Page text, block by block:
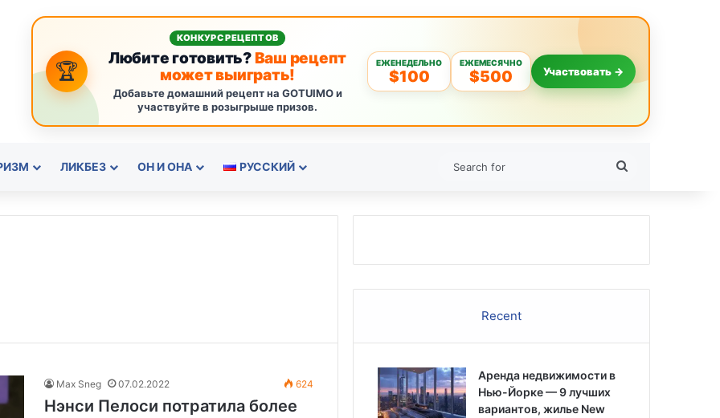
🏆
КОНКУРС РЕЦЕПТОВ
Любите готовить?Ваш рецепт
может выиграть!
Добавьте домашний рецепт на GOTUIMO и
участвуйте в розыгрыше призов.
ЕЖЕНЕДЕЛЬНО
$100
ЕЖЕМЕСЯЧНО
$500 Участвовать →
ЛИКБЕЗ ОН И ОНА РУССКИЙ
Max Sneg 07.02.2022 624
Нэнси Пелоси потратила более
Recent
Аренда недвижимости в
Нью-Йорке — 9 лучших
вариантов, жилье New